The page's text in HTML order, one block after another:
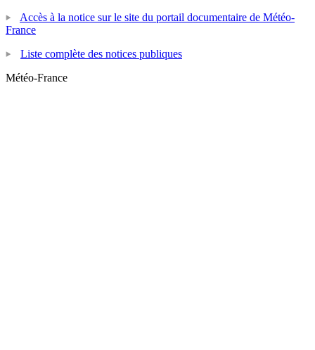
Accès à la notice sur le site du portail documentaire de Météo-
France
Liste complète des notices publiques
Météo-France